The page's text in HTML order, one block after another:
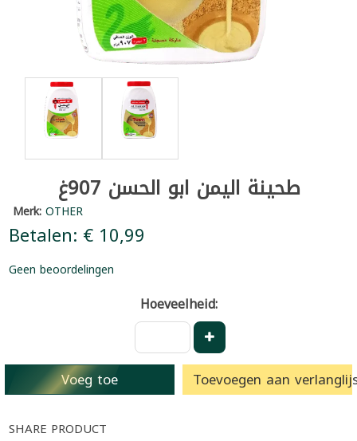
طحينة اليمن ابو الحسن 907غ
Merk:OTHER
Betalen: € 10,99
Geen beoordelingen
Hoeveelheid:
Voeg toe Toevoegen aan
SHARE PRODUCT